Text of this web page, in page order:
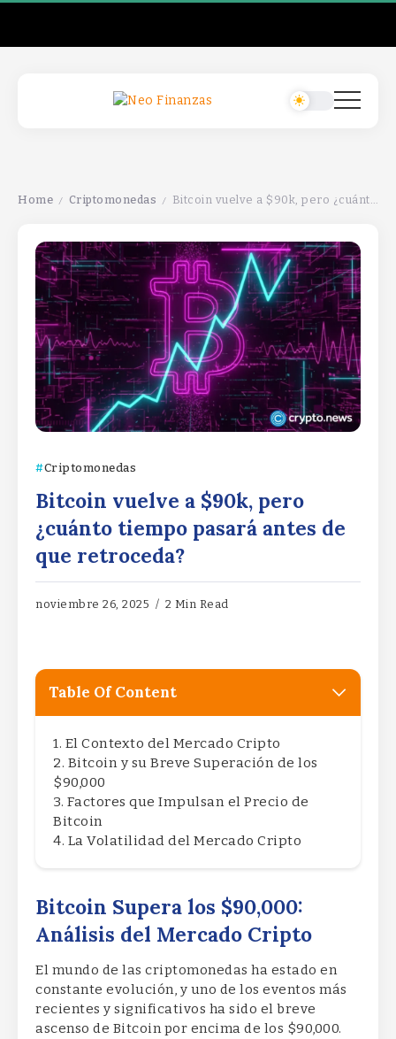
Home / Criptomonedas / Bitcoin vuelve a $90k, pero ¿cuánto tiempo pasará antes de que retroceda?
Criptomonedas
Bitcoin vuelve a $90k, pero
¿cuánto tiempo pasará antes de
que retroceda?
noviembre 26, 2025 2 Min Read
Table Of Content
El Contexto del Mercado Cripto
Bitcoin y su Breve Superación de los
$90,000
Factores que Impulsan el Precio de
Bitcoin
La Volatilidad del Mercado Cripto
Bitcoin Supera los $90,000:
Análisis del Mercado Cripto
El mundo de las criptomonedas ha estado en
constante evolución, y uno de los eventos más
recientes y significativos ha sido el breve
ascenso de Bitcoin por encima de los $90,000.